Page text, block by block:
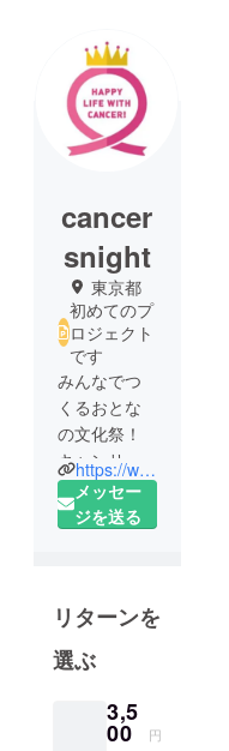
cancer
snight
東京都
初めてのプ
ロジェクト
です
みんなでつ
くるおとな
の文化祭！
キャンサー
ズナイト実
行委員会で
https://www.facebook.com/gancafe/
メッセー
ジを送る
リターンを
選ぶ
3,5
00 円